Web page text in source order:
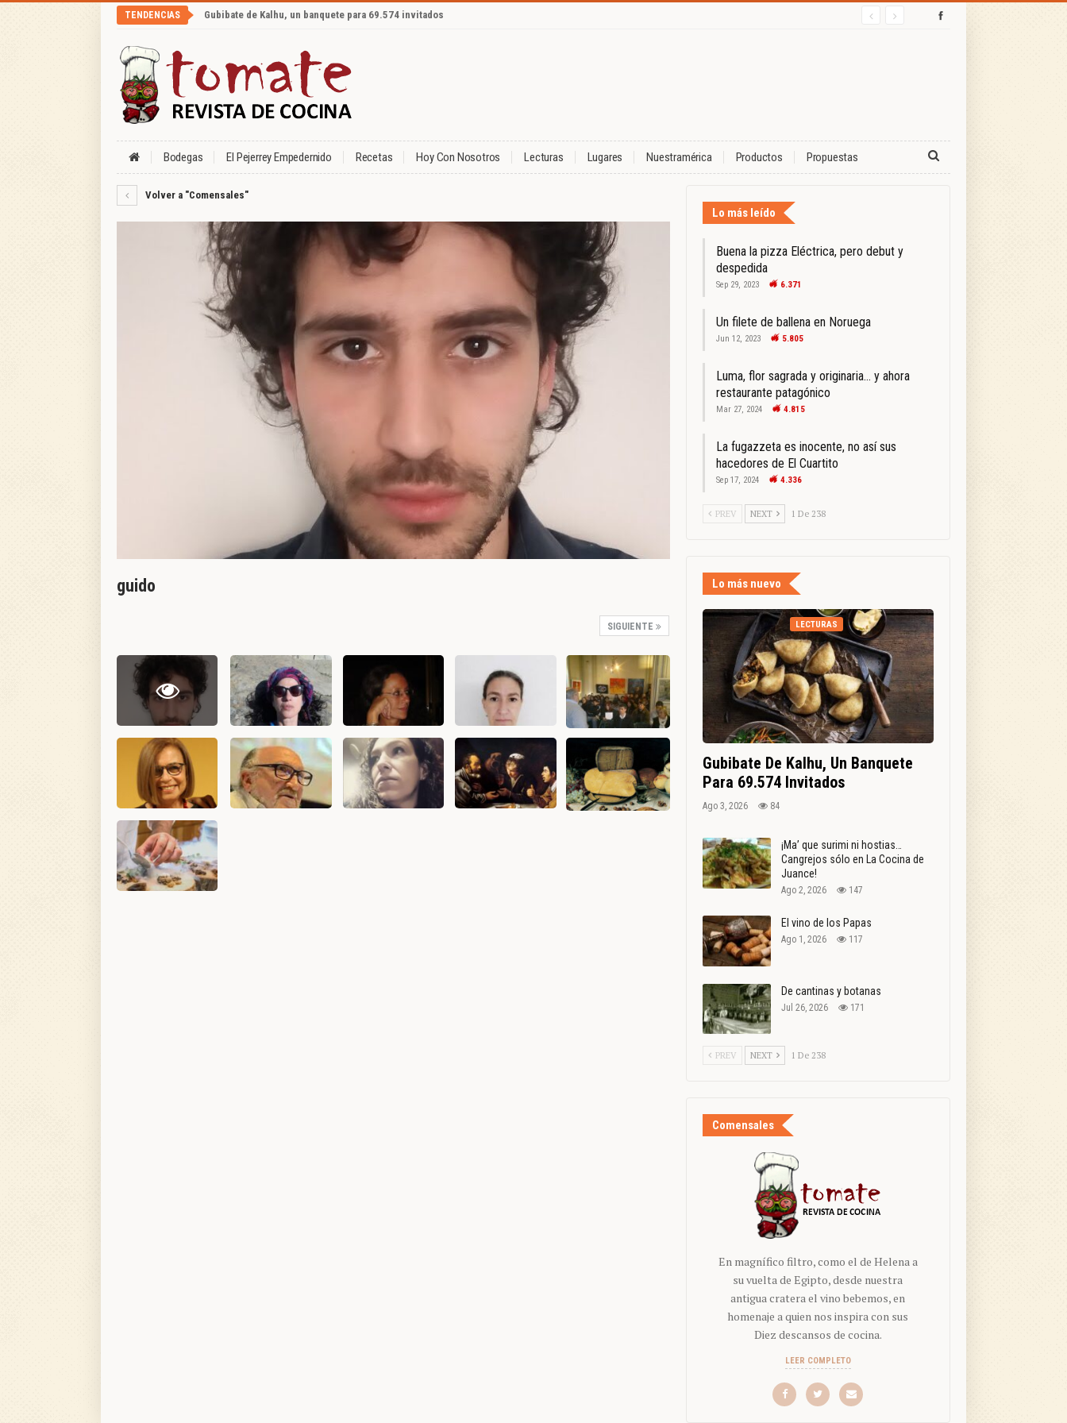
TENDENCIAS Gubibate de Kalhu, un banquete para 69.574 invitados
Bodegas El Pejerrey Empedernido Recetas Hoy Con Nosotros Lecturas Lugares Nuestramérica Productos Propuestas
Volver a "Comensales"
guido
SIGUIENTE
Lo más leído
Buena la pizza Eléctrica, pero debut y
despedida
Sep 29, 2023 6.371
Un filete de ballena en Noruega
Jun 12, 2023 5.805
Luma, flor sagrada y originaria… y ahora
restaurante patagónico
Mar 27, 2024 4.815
La fugazzeta es inocente, no así sus
hacedores de El Cuartito
Sep 17, 2024 4.336
PREV NEXT 1 De 238
Lo más nuevo
LECTURAS
Gubibate De Kalhu, Un Banquete
Para 69.574 Invitados
Ago 3, 2026 84
¡Ma’ que surimi ni hostias…
Cangrejos sólo en La Cocina de
Juance!
Ago 2, 2026 147
El vino de los Papas
Ago 1, 2026 117
De cantinas y botanas
Jul 26, 2026 171
PREV NEXT 1 De 238
Comensales
En magnífico filtro, como el de Helena a
su vuelta de Egipto, desde nuestra
antigua cratera el vino bebemos, en
homenaje a quien nos inspira con sus
Diez descansos de cocina.
LEER COMPLETO